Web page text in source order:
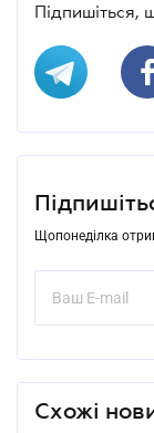
Підпишіться,
Щопонеділка
Схожі